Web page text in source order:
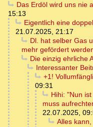
Das Erdöl wird uns nie
15:13
Eigentlich eine
21.07.2025, 21:17
Dl. hat selber Gas
mehr gefördert
Die einzig ehrliche
Interessanter
+1!
09:31
Hihi: "Nun
muss
22.07.2025,
Alles